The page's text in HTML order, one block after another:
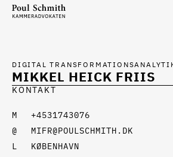
MIKKEL HEICK FRIIS
DIGITAL
KONTAKT
+4531743076
MIFR@POULSCHMITH.DK
KØBENHAVN